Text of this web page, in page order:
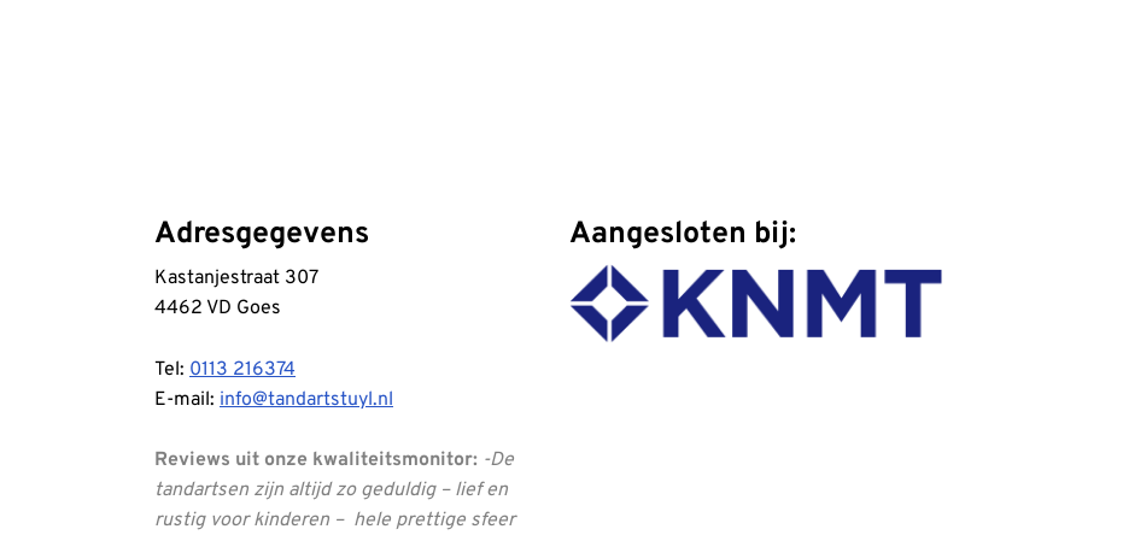
Adresgegevens
Kastanjestraat 307
4462 VD Goes
Tel: 0113 216374
E-mail: info@tandartstuyl.nl
Reviews uit onze kwaliteitsmonitor: -De
tandartsen zijn altijd zo geduldig – lief en
rustig voor kinderen – hele prettige sfeer
Aangesloten bij: